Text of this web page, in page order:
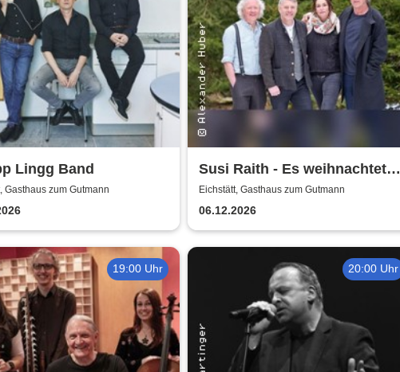
Lingg Band
Gasthaus zum Gutmann
Susi Raith - Es weihnachtet ...
dahoam und überall
Eichstätt, Gasthaus zum Gutmann
06.12.2026
19:00 Uhr 20:00 Uhr